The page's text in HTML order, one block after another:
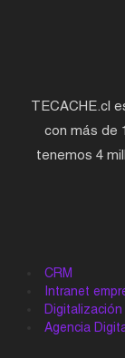
TECACHE.cl
con más de
tenemos 4
CRM
Intranet
Digitalización
Agencia